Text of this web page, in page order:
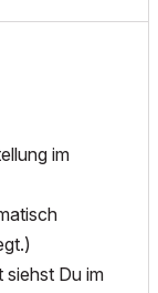
im
siehst Du im